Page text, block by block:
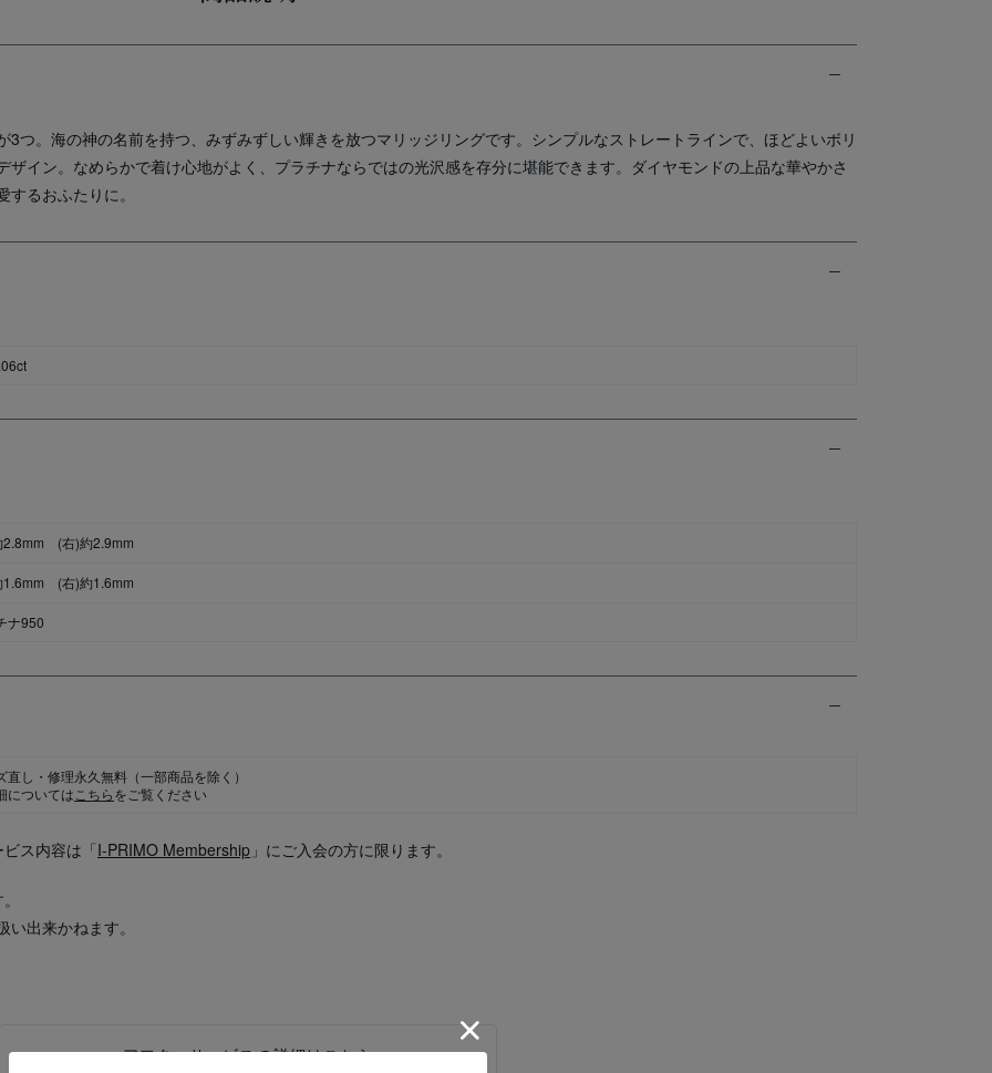
つ。海の神の名前を持つ、みずみずしい輝きを放つマリッジリングです。シンプルなストレートラインで、ほどよいボリ
イン。なめらかで着け心地がよく、プラチナならではの光沢感を存分に堪能できます。ダイヤモンドの上品な華やかさ
るおふたりに。
2.8mm (右)約2.9mm
1.6mm (右)約1.6mm
ナ950
直し・修理永久無料 （一部商品を除く）
については こちらをご覧ください
ス内容は「I-PRIMO Membership 」にご入会の方に限ります。
出来かねます。
アフターサービスの詳細はこちら